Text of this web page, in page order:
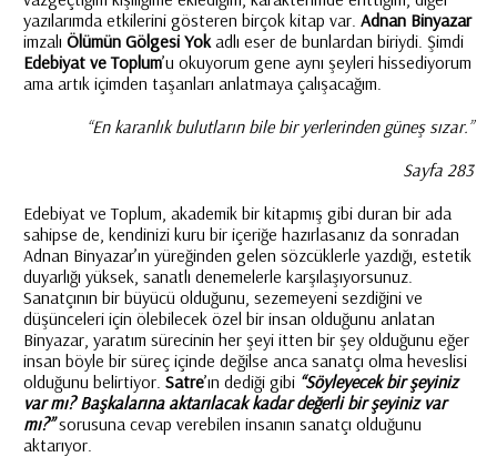
yazılarımda etkilerini gösteren birçok kitap var. Adnan Binyazar
imzalı Ölümün Gölgesi Yokadlı eser de bunlardan biriydi. Şimdi
Edebiyat ve Toplum’u okuyorum gene aynı şeyleri hissediyorum
ama artık içimden taşanları anlatmaya çalışacağım.
“En karanlık bulutların bile bir yerlerinden güneş sızar.”
Sayfa 283
Edebiyat ve Toplum, akademik bir kitapmış gibi duran bir ada
sahipse de, kendinizi kuru bir içeriğe hazırlasanız da sonradan
Adnan Binyazar’ın yüreğinden gelen sözcüklerle yazdığı, estetik
duyarlığı yüksek, sanatlı denemelerle karşılaşıyorsunuz.
Sanatçının bir büyücü olduğunu, sezemeyeni sezdiğini ve
düşünceleri için ölebilecek özel bir insan olduğunu anlatan
Binyazar, yaratım sürecinin her şeyi itten bir şey olduğunu eğer
insan böyle bir süreç içinde değilse anca sanatçı olma heveslisi
olduğunu belirtiyor. Satre’ın dediği gibi “Söyleyecek bir şeyiniz
var mı? Başkalarına aktarılacak kadar değerli bir şeyiniz var
mı?”sorusuna cevap verebilen insanın sanatçı olduğunu
aktarıyor.